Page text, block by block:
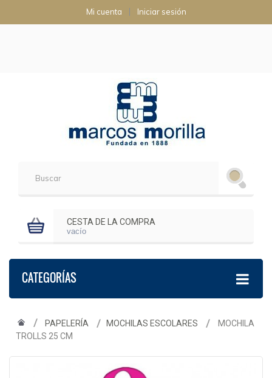
Mi cuenta Iniciar sesión
CESTA DE LA COMPRA
vacío
CATEGORÍAS
PAPELERÍA MOCHILAS ESCOLARES
MOCHILA
TROLLS 25 CM